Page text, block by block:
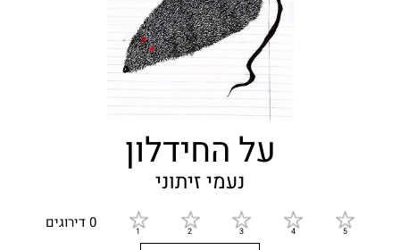
על החידלון
נעמי זיתוני
0 דירוגים